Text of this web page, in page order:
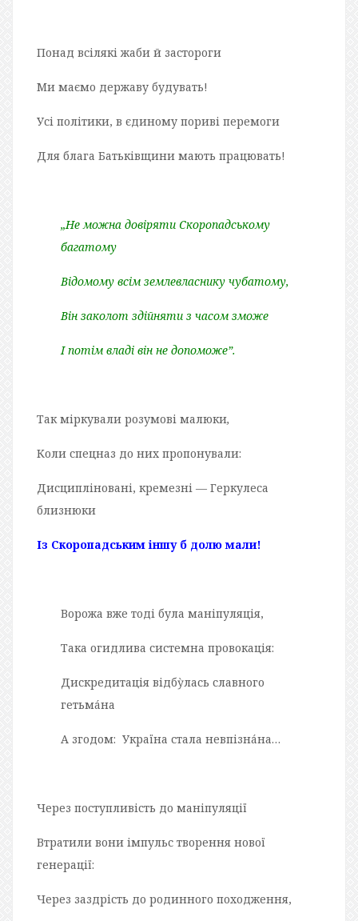
Понад всілякі жаби й застороги
Ми маємо державу будувать!
Усі політики, в єдиному пориві перемоги
Для блага Батьківщини мають працювать!
„Не можна довіряти Скоропадському
багатому
Відомому всім землевласнику чубатому,
Він заколот здійняти з часом зможе
І потім владі він не допоможе”.
Так міркували розумові малюки,
Коли спецназ до них пропонували:
Дисципліновані, кремезні — Геркулеса
близнюки
Із Скоропадським іншу б долю мали!
Ворожа вже тоді була маніпуляція,
Така огидлива системна провокація:
Дискредитація відбỳлась славного
гетьмáна
А згодом: Україна стала невпізнáна…
Через поступливість до маніпуляції
Втратили вони імпульс творення нової
генерації:
Через заздрість до родинного походження,